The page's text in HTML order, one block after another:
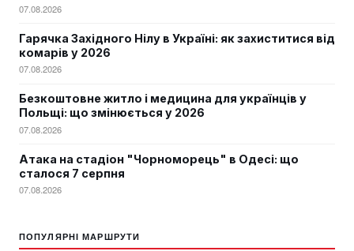
07.08.2026
Гарячка Західного Нілу в Україні: як захиститися від
комарів у 2026
07.08.2026
Безкоштовне житло і медицина для українців у
Польщі: що змінюється у 2026
07.08.2026
Атака на стадіон "Чорноморець" в Одесі: що
сталося 7 серпня
07.08.2026
ПОПУЛЯРНІ МАРШРУТИ